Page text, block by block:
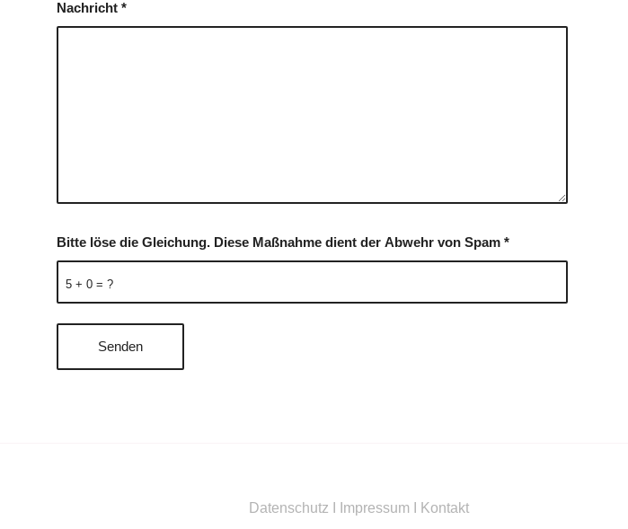
Nachricht*
5 + 0 = ?
Bitte löse die Gleichung. Diese Maßnahme dient der Abwehr von Spam*
Datenschutz Impressum Kontakt